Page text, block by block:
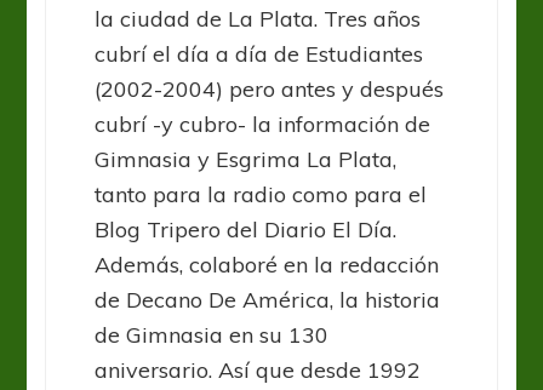
la ciudad de La Plata. Tres años
cubrí el día a día de Estudiantes
(2002-2004) pero antes y después
cubrí -y cubro- la información de
Gimnasia y Esgrima La Plata,
tanto para la radio como para el
Blog Tripero del Diario El Día.
Además, colaboré en la redacción
de Decano De América, la historia
de Gimnasia en su 130
aniversario. Así que desde 1992